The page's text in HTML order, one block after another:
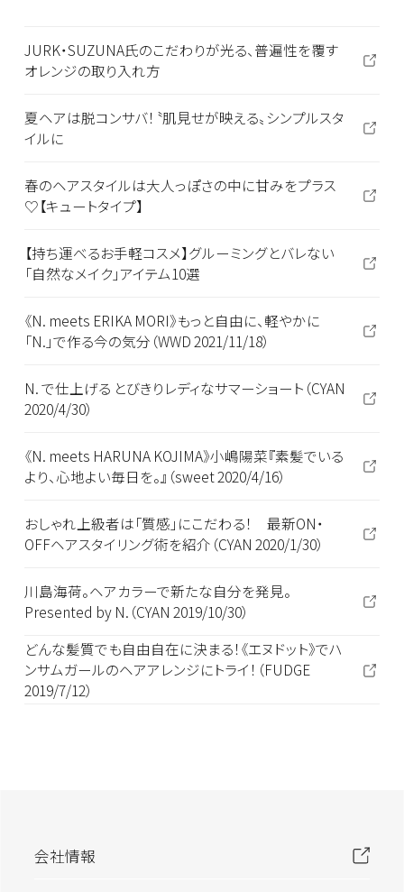
JURK・SUZUNA氏のこだわりが光る、普遍性を覆す
オレンジの取り入れ方
夏ヘアは脱コンサバ！〝肌見せが映える〟シンプルスタ
イルに
春のヘアスタイルは大人っぽさの中に甘みをプラス
♡【キュートタイプ】
【持ち運べるお手軽コスメ】グルーミングとバレない
「自然なメイク」アイテム10選
《N. meets ERIKA MORI》もっと自由に、軽やかに
「N.」で作る今の気分（WWD 2021/11/18）
N. で仕上げる とびきりレディなサマーショート（CYAN
2020/4/30）
《N. meets HARUNA KOJIMA》小嶋陽菜『素髪でいる
より、心地よい毎日を。』（sweet 2020/4/16）
おしゃれ上級者は「質感」にこだわる！ 最新ON・
OFFヘアスタイリング術を紹介（CYAN 2020/1/30）
川島海荷。ヘアカラーで新たな自分を発見。
Presented by N.（CYAN 2019/10/30）
どんな髪質でも自由自在に決まる！《エヌドット》でハ
ンサムガールのヘアアレンジにトライ！（FUDGE
2019/7/12）
会社情報